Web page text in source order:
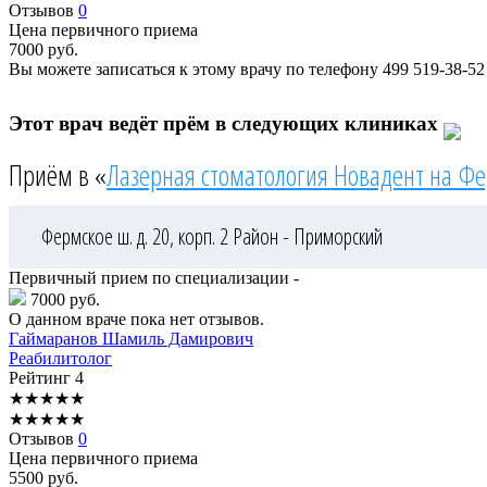
Отзывов 0
Цена первичного приема
7000 руб.
Вы можете записаться к этому врачу по телефону 499 519-38-52
Этот врач ведёт прём в следующих клиниках
Приём в «Лазерная стоматология Новадент на
Фермское ш. д. 20, корп. 2 Район - Приморский
Первичный прием по специализации -
7000 руб.
О данном враче пока нет отзывов.
Гаймаранов Шамиль Дамирович
Реабилитолог
Рейтинг 4
★★★★★
★★★★★
Отзывов 0
Цена первичного приема
5500 руб.